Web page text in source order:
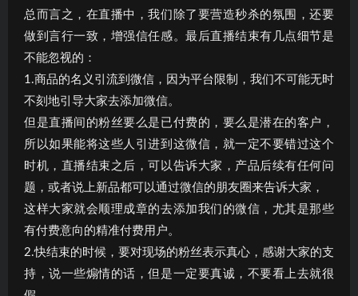
总而言之，在直播中，我们除了要营造秒杀的氛围，还要
做到言行一致，增强信任感。最后直播结束有几点细节是
不能忽视的：
1.商品的名义引流到微信，因为平台限制，我们不可能无时
不刻地引导大家去添加微信。
但是直播间的粉丝要么是已付费的，要么是潜在的客户，
所以如果能将这些人引进到这微信，就一定不要错过这个
时机，直播结束之后，可以告诉大家，产品后续有任何问
题，或者说上新品都可以通过微信的朋友圈来告诉大家，
这样大家就会顺理成章的去添加我们的微信，尤其是那些
有付费意向的精准付费用户。
2.快结束的时候，要对现场的粉丝表示真心，感谢大家的支
持，说一些煽情的话，但是一定要真诚，不要看上去就很